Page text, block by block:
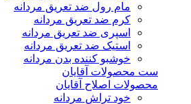
مام رول ضد تعریق مردانه
کرم ضد تعریق مردانه
اسپری ضد تعریق مردانه
استیک ضد تعریق مردانه
خوشبو کننده بدن مردانه
ست محصولات آقایان
محصولات اصلاح آقایان
خود تراش مردانه